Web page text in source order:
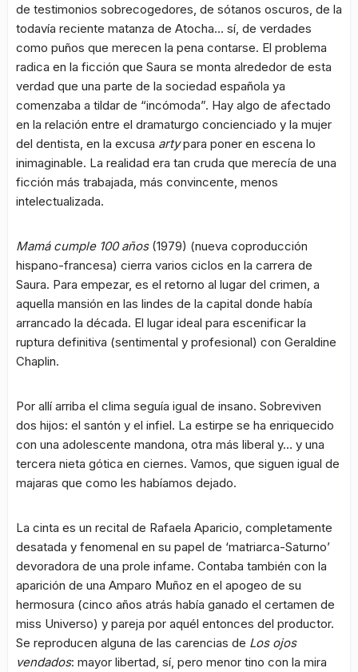
de testimonios sobrecogedores, de sótanos oscuros, de la
todavía reciente matanza de Atocha… sí, de verdades
como puños que merecen la pena contarse. El problema
radica en la ficción que Saura se monta alrededor de esta
verdad que una parte de la sociedad española ya
comenzaba a tildar de “incómoda”. Hay algo de afectado
en la relación entre el dramaturgo concienciado y la mujer
del dentista, en la excusa artypara poner en escena lo
inimaginable. La realidad era tan cruda que merecía de una
ficción más trabajada, más convincente, menos
intelectualizada.
Mamá cumple 100 años(1979) (nueva coproducción
hispano-francesa) cierra varios ciclos en la carrera de
Saura. Para empezar, es el retorno al lugar del crimen, a
aquella mansión en las lindes de la capital donde había
arrancado la década. El lugar ideal para escenificar la
ruptura definitiva (sentimental y profesional) con Geraldine
Chaplin.
Por allí arriba el clima seguía igual de insano. Sobreviven
dos hijos: el santón y el infiel. La estirpe se ha enriquecido
con una adolescente mandona, otra más liberal y… y una
tercera nieta gótica en ciernes. Vamos, que siguen igual de
majaras que como les habíamos dejado.
La cinta es un recital de Rafaela Aparicio, completamente
desatada y fenomenal en su papel de ‘matriarca-Saturno’
devoradora de una prole infame. Contaba también con la
aparición de una Amparo Muñoz en el apogeo de su
hermosura (cinco años atrás había ganado el certamen de
miss Universo) y pareja por aquél entonces del productor.
Se reproducen alguna de las carencias de Los ojos
vendados: mayor libertad, sí, pero menor tino con la mira